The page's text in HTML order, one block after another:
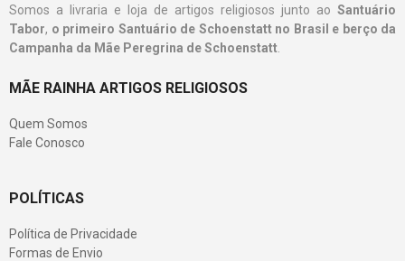
Somos a livraria e loja de artigos religiosos junto ao Santuário
Tabor, o primeiro Santuário de Schoenstatt no Brasil e berço da
Campanha da Mãe Peregrina de Schoenstatt
MÃE RAINHA ARTIGOS RELIGIOSOS
Quem Somos
Fale Conosco
POLÍTICAS
Política de Privacidade
Formas de Envio